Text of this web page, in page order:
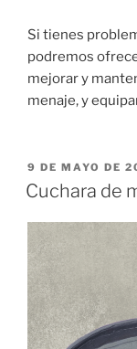
Si tienes
podremos
mejorar y
menaje, y
PUBLICADO
EL
9 DE MAYO DE
Cuchara de